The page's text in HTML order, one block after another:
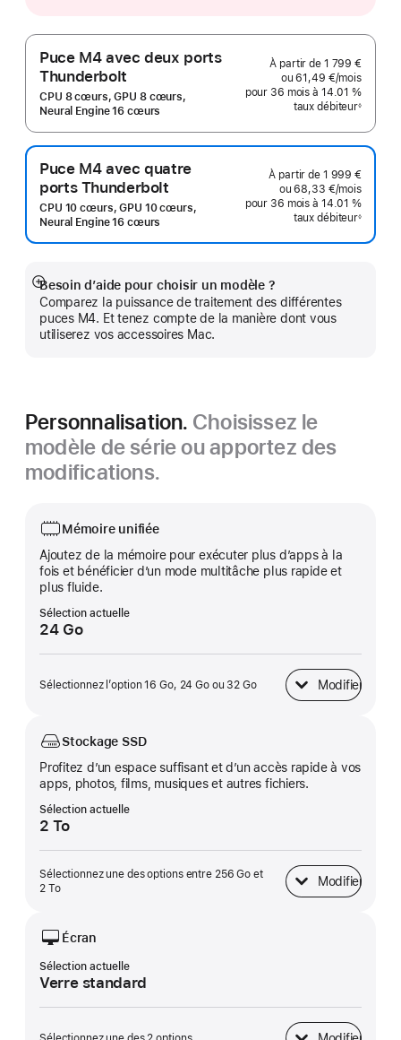
Puce M4 avec deux ports
Thunderbolt
CPU 8 cœurs, GPU 8 cœurs,
Neural Engine 16 cœurs
À partir de 1 799 €
ou61,49 €/mois
pour 36 mois à 14.01 %
taux débiteur
bas
page
◊
Puce M4 avec quatre
ports Thunderbolt
CPU 10 cœurs, GPU 10 cœurs,
Neural Engine 16 cœurs
À partir de 1 999 €
ou68,33 €/mois
pour 36 mois à 14.01 %
taux débiteur
bas
◊
Besoin d’aide pour choisir un modèle ?
Comparez la puissance de traitement des différentes
puces M4. Et tenez compte de la manière dont vous
utiliserez vos accessoires Mac.
Afficher
plus
Personnalisation. Choisissez le
modèle de série ou apportez des
modifications.
Mémoire unifiée
Ajoutez de la mémoire pour exécuter plus d’apps à la
fois et bénéficier d’un mode multitâche plus rapide et
plus fluide.
Sélection actuelle
24 Go
Sélectionnez l’option 16 Go, 24 Go ou 32 Go Modifier
Mémoire unifiée
Stockage SSD
Profitez d’un espace suffisant et d’un accès rapide à vos
apps, photos, films, musiques et autres fichiers.
Sélection actuelle
2 To
Sélectionnez une des options entre 256 Go et
2 To
Modifier
Stockage SSD
Écran
Sélection actuelle
Verre standard